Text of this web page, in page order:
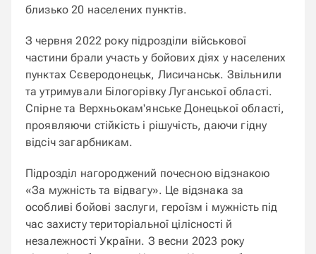
близько 20 населених пунктів.
З червня 2022 року підрозділи військової
частини брали участь у бойових діях у населених
пунктах Сєверодонецьк, Лисичанськ. Звільнили
та утримували Білогорівку Луганської області.
Спірне та Верхньокам'янське Донецької області,
проявляючи стійкість і рішучість, даючи гідну
відсіч загарбникам.
Підрозділ нагороджений почесною відзнакою
«За мужність та відвагу». Це відзнака за
особливі бойові заслуги, героїзм і мужність під
час захисту територіальної цілісності й
незалежності України. З весни 2023 року